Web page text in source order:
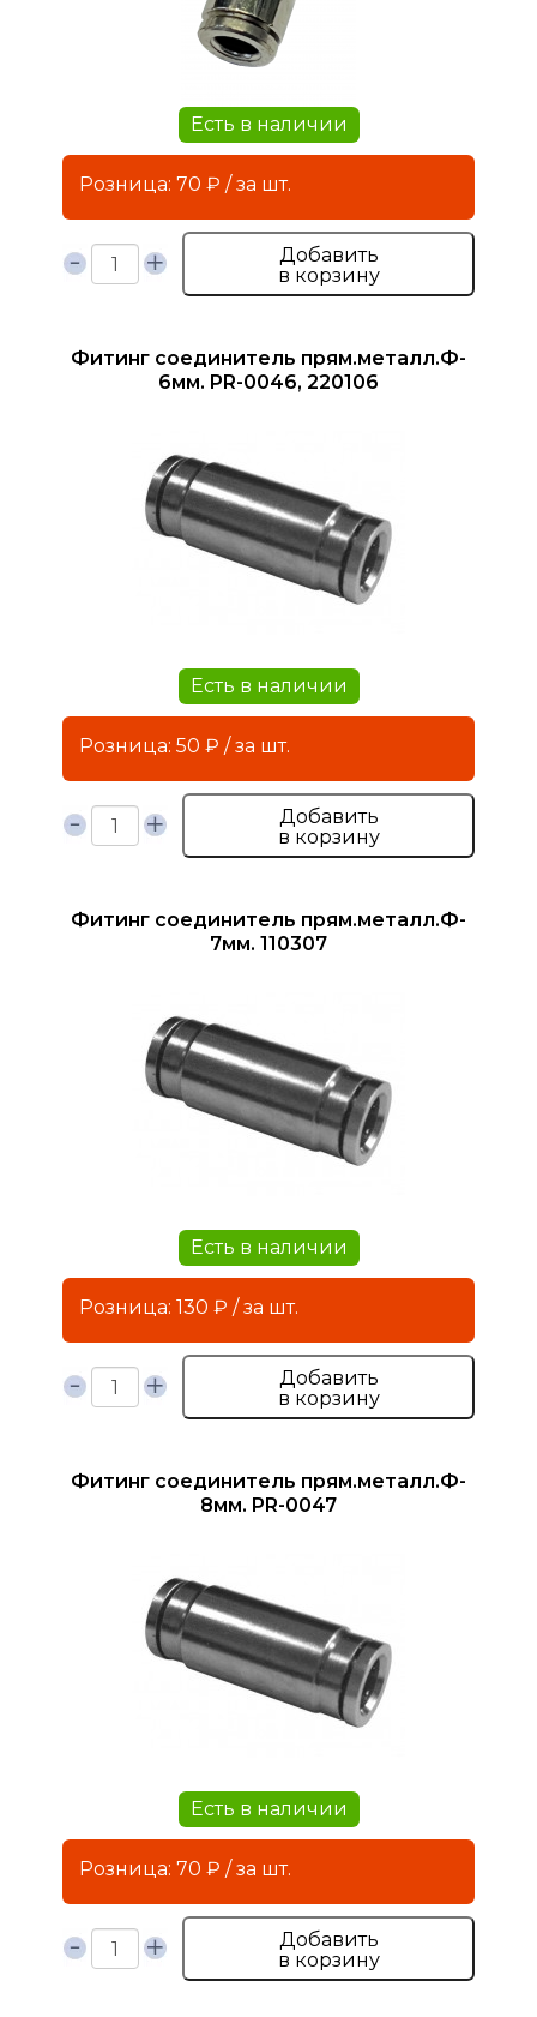
Есть в наличии
Розница: 70 ₽ / за шт.
Добавить
в корзину
Фитинг соединитель прям.металл.Ф-
6мм. PR-0046, 220106
Есть в наличии
Розница: 50 ₽ / за шт.
Добавить
в корзину
Фитинг соединитель прям.металл.Ф-
7мм. 110307
Есть в наличии
Розница: 130 ₽ / за шт.
Добавить
в корзину
Фитинг соединитель прям.металл.Ф-
8мм. PR-0047
Есть в наличии
Розница: 70 ₽ / за шт.
Добавить
в корзину